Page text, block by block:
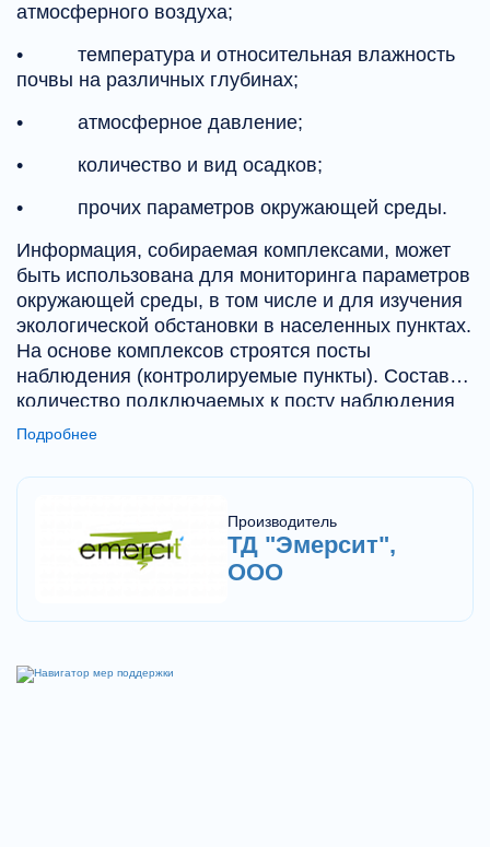
атмосферного воздуха;
• температура и относительная влажность
почвы на различных глубинах;
• атмосферное давление;
• количество и вид осадков;
• прочих параметров окружающей среды.
Информация, собираемая комплексами, может
быть использована для мониторинга параметров
окружающей среды, в том числе и для изучения
экологической обстановки в населенных пунктах.
На основе комплексов строятся посты
наблюдения (контролируемые пункты). Состав и
количество подключаемых к посту наблюдения
датчиков является конфигурируемым и зависит
набора контролируемых параметров и
измерений.
Подробнее
Производитель
ТД "Эмерсит",
ООО